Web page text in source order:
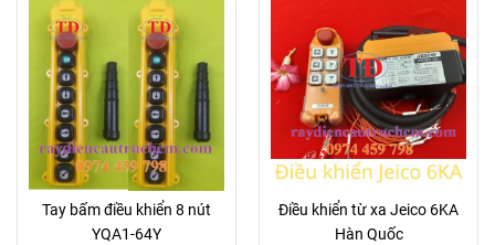
Tay bấm điều khiển 8 nút
YQA1-64Y
Điều khiển từ xa Jeico 6KA
Hàn Quốc